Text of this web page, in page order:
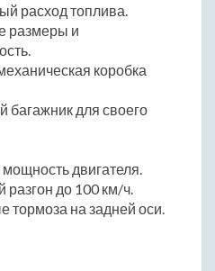
расход топлива.
размеры и
коробка
багажник для своего
двигателя.
разгон до 100 км/ч.
тормоза на задней оси.